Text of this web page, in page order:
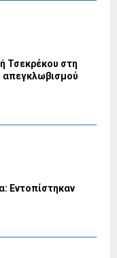
Τσεκρέκου στη
απεγκλωβισμού
Εντοπίστηκαν